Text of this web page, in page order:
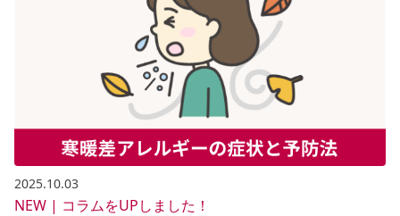
2025.10.03
NEW | コラムをUPしました！